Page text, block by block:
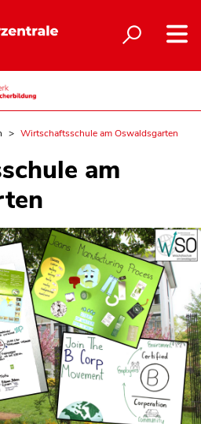
Wirtschaftsschule am Oswaldsgarten
am